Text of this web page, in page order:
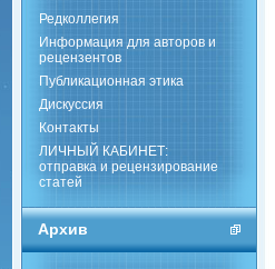
Редколлегия
Информация для авторов и
рецензентов
Публикационная этика
Дискуссия
Контакты
ЛИЧНЫЙ КАБИНЕТ:
отправка и рецензирование
статей
Архив